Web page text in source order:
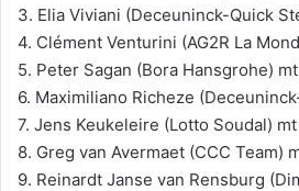
3. Elia Viviani (Deceuninck-Quick
4. Clément Venturini (AG2R La
5. Peter Sagan (Bora Hansgrohe) mt
6. Maximiliano Richeze
7. Jens Keukeleire (Lotto Soudal) mt
8. Greg van Avermaet (CCC Team)
9. Reinardt Janse van Rensburg